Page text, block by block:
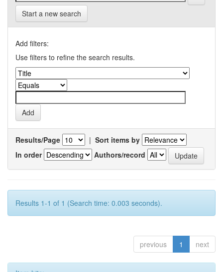
Start a new search
Add filters:
Use filters to refine the search results.
Results/Page | Sort items by
In order
Authors/record
Results 1-1 of 1 (Search time: 0.003 seconds).
previous 1 next